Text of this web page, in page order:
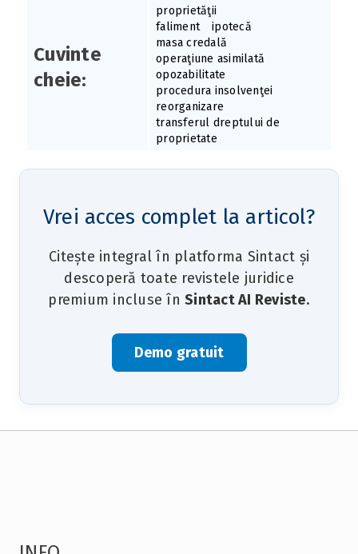
Cuvinte
cheie:
proprietăţii
faliment
ipotecă
masa credală
operaţiune asimilată
opozabilitate
procedura insolvenţei
reorganizare
transferul dreptului de
proprietate
Vrei acces complet la articol?
Citește integral în platforma Sintact și
descoperă toate revistele juridice
premium incluse în Sintact AI Reviste.
Demo gratuit